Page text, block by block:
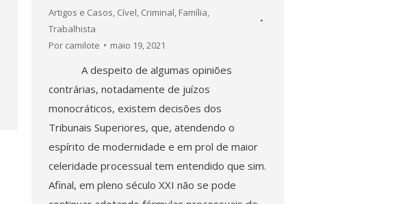
Artigos e Casos, Cível, Criminal, Família,
Trabalhista
Por camilote maio 19, 2021
A despeito de algumas opiniões
contrárias, notadamente de juízos
monocráticos, existem decisões dos
Tribunais Superiores, que, atendendo o
espírito de modernidade e em prol de maior
celeridade processual tem entendido que sim.
Afinal, em pleno século XXI não se pode